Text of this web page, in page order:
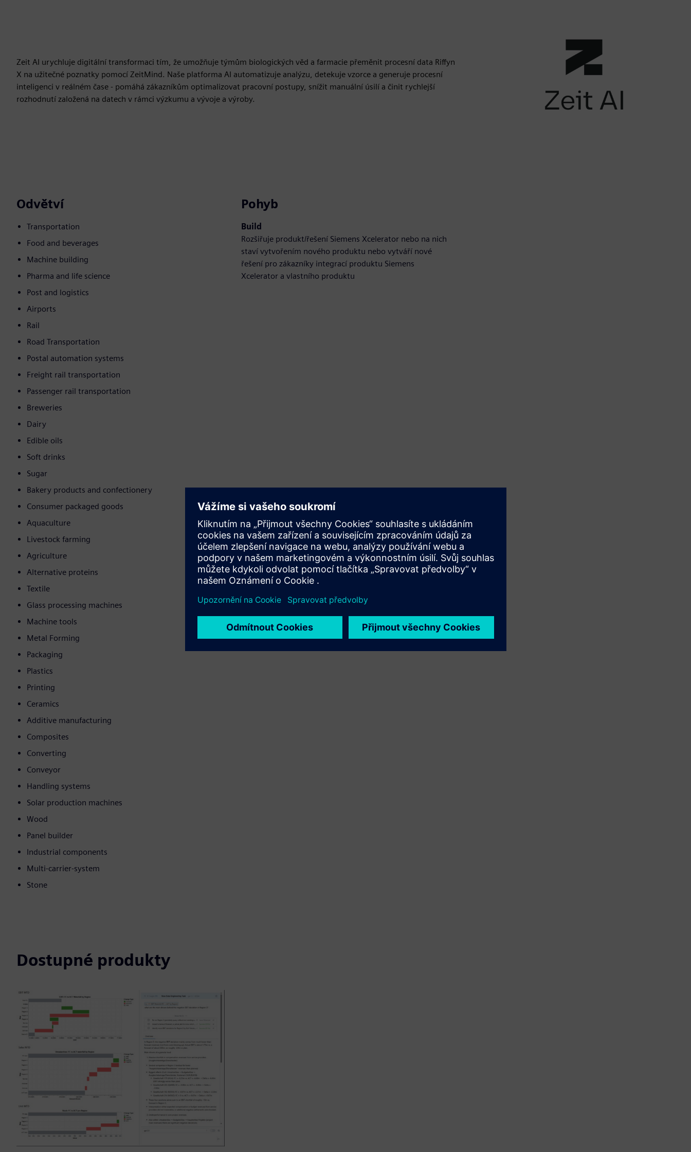
Zeit AI urychluje digitální transformaci tím, že umožňuje týmům biologických věd a farmacie přeměnit procesní data Riffyn
X na užitečné poznatky pomocí ZeitMind. Naše platforma AI automatizuje analýzu, detekuje vzorce a generuje procesní
inteligenci v reálném čase - pomáhá zákazníkům optimalizovat pracovní postupy, snížit manuální úsilí a činit rychlejší
rozhodnutí založená na datech v rámci výzkumu a vývoje a výroby.
Odvětví
Transportation
Food and beverages
Machine building
Pharma and life science
Post and logistics
Airports
Rail
Road Transportation
Postal automation systems
Freight rail transportation
Passenger rail transportation
Breweries
Dairy
Edible oils
Soft drinks
Sugar
Bakery products and confectionery
Consumer packaged goods
Aquaculture
Livestock farming
Agriculture
Alternative proteins
Textile
Glass processing machines
Machine tools
Metal Forming
Packaging
Plastics
Printing
Ceramics
Additive manufacturing
Composites
Converting
Conveyor
Handling systems
Solar production machines
Wood
Panel builder
Industrial components
Multi-carrier-system
Stone
Pohyb
Build
Rozšiřuje produkt/řešení Siemens Xcelerator nebo na nich
staví vytvořením nového produktu nebo vytváří nové
řešení pro zákazníky integrací produktu Siemens
Xcelerator a vlastního produktu
Dostupné produkty